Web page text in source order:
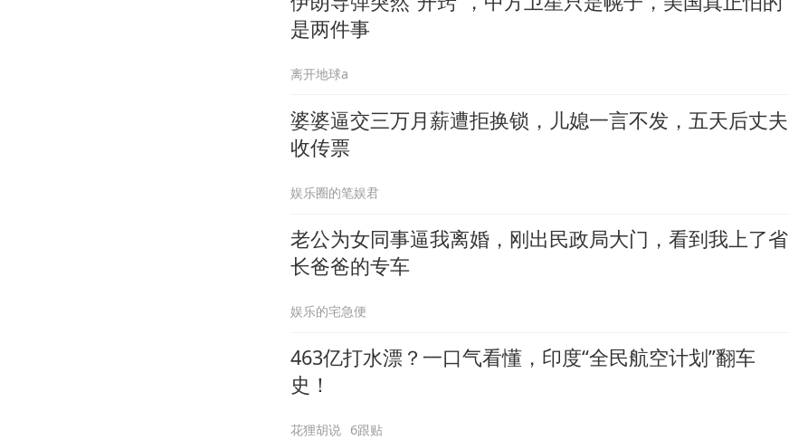
是两件事
离开地球a
婆婆逼交三万月薪遭拒换锁，儿媳一言不发，五天后丈夫
收传票
娱乐圈的笔娱君
老公为女同事逼我离婚，刚出民政局大门，看到我上了省
长爸爸的专车
娱乐的宅急便
463亿打水漂？一口气看懂，印度“全民航空计划”翻车
史！
花狸胡说 6跟贴